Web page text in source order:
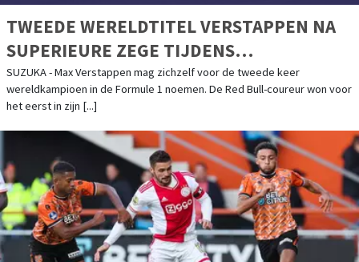
TWEEDE WERELDTITEL VERSTAPPEN NA
SUPERIEURE ZEGE TIJDENS
REGENACHTIGE GRAND PRIX JAPAN
SUZUKA - Max Verstappen mag zichzelf voor de tweede keer
wereldkampioen in de Formule 1 noemen. De Red Bull-coureur won voor
het eerst in zijn [...]